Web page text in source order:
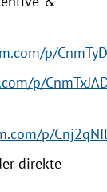
p/
p/
p/
direkte